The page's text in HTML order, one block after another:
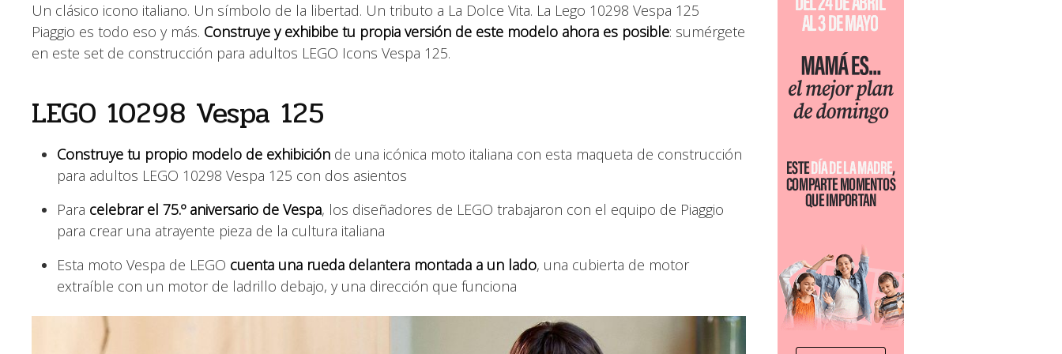
Un clásico icono italiano. Un símbolo de la libertad. Un tributo a La Dolce Vita. La Lego 10298 Vespa 125
Piaggio es todo eso y más. Construye y exhibibe tu propia versión de este modelo ahora es posible: sumérgete
en este set de construcción para adultos LEGO Icons Vespa 125.
LEGO 10298 Vespa 125
Construye tu propio modelo de exhibición de una icónica moto italiana con esta maqueta de construcción
para adultos LEGO 10298 Vespa 125 con dos asientos
Para celebrar el 75.º aniversario de Vespa, los diseñadores de LEGO trabajaron con el equipo de Piaggio
para crear una atrayente pieza de la cultura italiana
Esta moto Vespa de LEGO cuenta una rueda delantera montada a un lado, una cubierta de motor
extraíble con un motor de ladrillo debajo, y una dirección que funciona